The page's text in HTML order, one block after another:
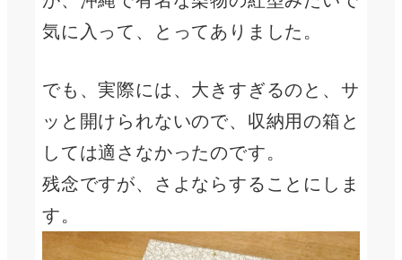
気に入って、とってありました。
でも、実際には、大きすぎるのと、サ
ッと開けられないので、収納用の箱と
しては適さなかったのです。
残念ですが、さよならすることにしま
す。